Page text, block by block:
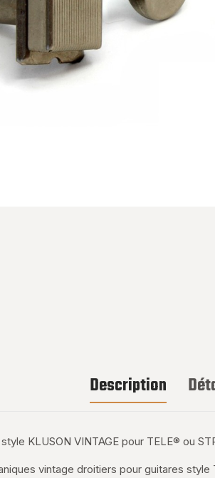
Description
KLUSON VINTAGE pour TELE® ou
vintage droitiers pour guitares